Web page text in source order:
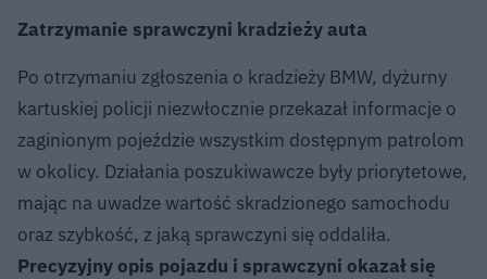
Zatrzymanie sprawczyni kradzieży auta
Po otrzymaniu zgłoszenia o kradzieży BMW, dyżurny
kartuskiej policji niezwłocznie przekazał informacje o
zaginionym pojeździe wszystkim dostępnym patrolom
w okolicy. Działania poszukiwawcze były priorytetowe,
mając na uwadze wartość skradzionego samochodu
oraz szybkość, z jaką sprawczyni się oddaliła.
Precyzyjny opis pojazdu i sprawczyni okazał się